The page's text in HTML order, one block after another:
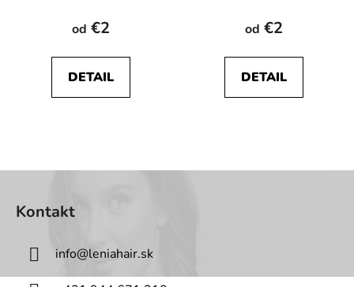
od €2
DETAIL
od €2
DETAIL
Kontakt
info@leniahair.sk